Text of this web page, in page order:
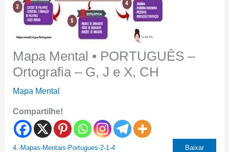
Mapa Mental • PORTUGUÊS –
Ortografia – G, J e X, CH
Mapa Mental
Compartilhe!
4.-Mapas-Mentais-Portugues-2-1-4 Baixar